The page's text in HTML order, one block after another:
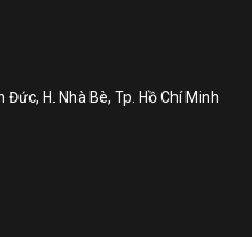
H. Nhà Bè, Tp. Hồ Chí Minh